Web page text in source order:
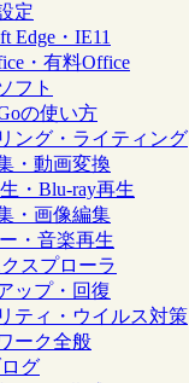
定
Edge・IE11
・有料Office
フト
の使い方
ング・ライティング
・動画変換
・Blu-ray再生
・画像編集
・音楽再生
スプローラ
ップ・回復
ティ・ウイルス対策
ーク全般
グ